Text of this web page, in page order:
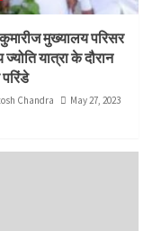
मुख्यालय परिसर
ज्योति यात्रा के दौरान
Chandra
May 27, 2023